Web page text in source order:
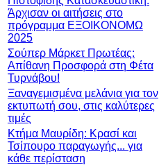
Άρχισαν οι αιτήσεις στο
πρόγραμμα ΕΞΟΙΚΟΝΟΜΩ
2025
Σούπερ Μάρκετ Πρωτέας:
Απίθανη Προσφορά στη Φέτα
Τυρνάβου!
Ξαναγεμισμένα μελάνια για τον
εκτυπωτή σου, στις καλύτερες
τιμές
Κτήμα Μαυρίδη: Κρασί και
Τσίπουρο παραγωγής... για
κάθε περίσταση